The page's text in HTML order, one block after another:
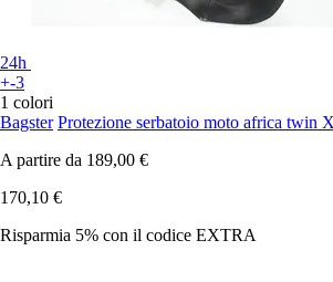
24h
+-3
1 colori
Bagster Protezione serbatoio moto africa twin
A partire da 189,00 €
170,10 €
Risparmia 5% con il codice EXTRA